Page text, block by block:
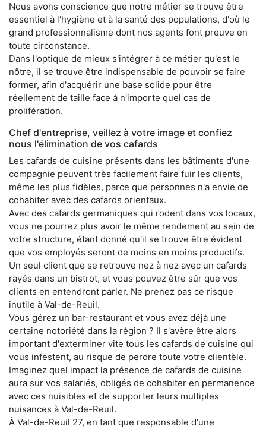
Nous avons conscience que notre métier se trouve être
essentiel à l'hygiène et à la santé des populations, d'où le
grand professionnalisme dont nos agents font preuve en
toute circonstance.
Dans l'optique de mieux s'intégrer à ce métier qu'est le
nôtre, il se trouve être indispensable de pouvoir se faire
former, afin d'acquérir une base solide pour être
réellement de taille face à n'importe quel cas de
prolifération.
Chef d'entreprise, veillez à votre image et confiez
nous l'élimination de vos cafards
Les cafards de cuisine présents dans les bâtiments d'une
compagnie peuvent très facilement faire fuir les clients,
même les plus fidèles, parce que personnes n'a envie de
cohabiter avec des cafards orientaux.
Avec des cafards germaniques qui rodent dans vos locaux,
vous ne pourrez plus avoir le même rendement au sein de
votre structure, étant donné qu'il se trouve être évident
que vos employés seront de moins en moins productifs.
Un seul client que se retrouve nez à nez avec un cafards
rayés dans un bistrot, et vous pouvez être sûr que vos
clients en entendront parler. Ne prenez pas ce risque
inutile à Val-de-Reuil.
Vous gérez un bar-restaurant et vous avez déjà une
certaine notoriété dans la région ? Il s'avère être alors
important d'exterminer vite tous les cafards de cuisine qui
vous infestent, au risque de perdre toute votre clientèle.
Imaginez quel impact la présence de cafards de cuisine
aura sur vos salariés, obligés de cohabiter en permanence
avec ces nuisibles et de supporter leurs multiples
nuisances à Val-de-Reuil.
À Val-de-Reuil 27, en tant que responsable d'une